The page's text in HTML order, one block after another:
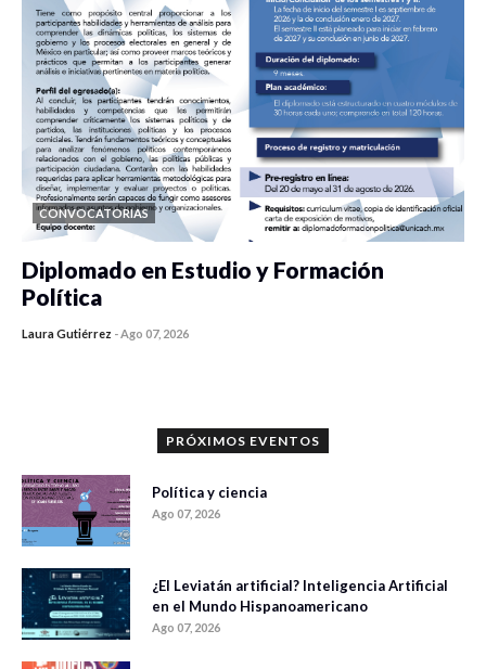
CONVOCATORIAS
Diplomado en Estudio y Formación
Política
Laura Gutiérrez -Ago 07, 2026
PRÓXIMOS EVENTOS
Política y ciencia
Ago 07, 2026
¿El Leviatán artificial? Inteligencia Artificial
en el Mundo Hispanoamericano
Ago 07, 2026